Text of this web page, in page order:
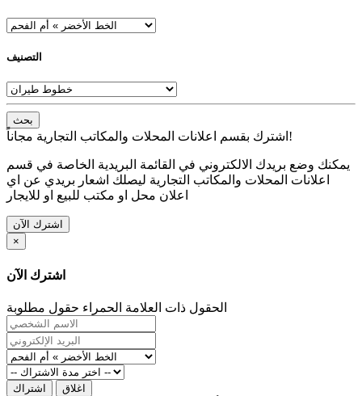
التصنيف
بحث
اشترك بقسم اعلانات المحلات والمكاتب التجارية مجاناً!
يمكنك وضع بريدك الالكتروني في القائمة البريدية الخاصة في قسم
اعلانات المحلات والمكاتب التجارية ليصلك اشعار بريدي عن اي
اعلان محل او مكتب للبيع او للايجار
اشترك الآن
×
اشترك الآن
الحقول ذات العلامة الحمراء حقول مطلوبة
اشتراك اغلاق